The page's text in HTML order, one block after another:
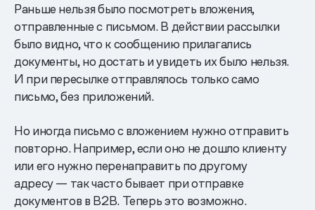
Раньше нельзя было посмотреть вложения,
отправленные с письмом. В действии рассылки
было видно, что к сообщению прилагались
документы, но достать и увидеть их было нельзя.
И при пересылке отправлялось только само
письмо, без приложений.
Но иногда письмо с вложением нужно отправить
повторно. Например, если оно не дошло клиенту
или его нужно перенаправить по другому
адресу — так часто бывает при отправке
документов в B2B. Теперь это возможно.